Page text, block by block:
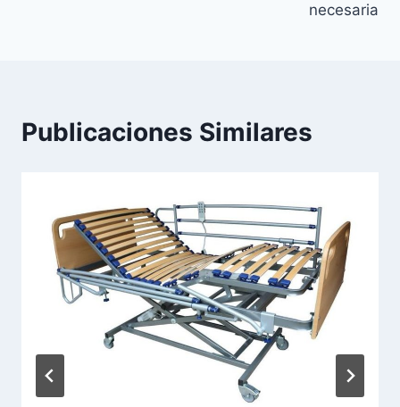
necesaria
Publicaciones Similares